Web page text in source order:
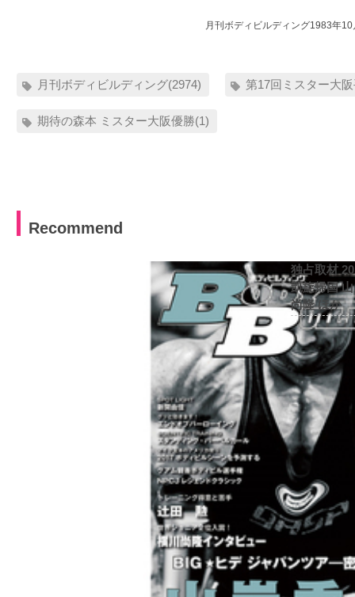
月刊ボディビルディング1983年10
月刊ボディビルディング(2974) 第17回ミスター大
期待の森本 ミスター大阪優勝(1)
Recommend
独占取材
凱旋帰国
尚隆 ほか